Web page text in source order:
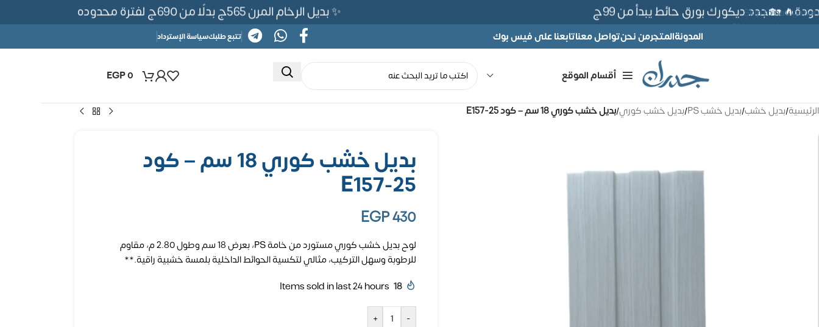
Skip to navigation
Skip to main content
✨ بديل الرخام المرن 565ج بدلًا من 690ج لفترة محدوده 🏡جدد ديكورك بورق حائط يبدأ من 99ج
المدونةالمتجرمن نحنتواصل معناتابعنا على فيس بوك تتبع طلبكسياسة الإسترداد
أقسام الموقع EGP0
الرئيسية/بديل خشب/بديل خشب PS /بديل خشب كوري/بديل خشب كوري 18 سم – كود E157-25
بديل خشب كوري 18 سم – كود
E157-25
EGP430
لوح بديل خشب كوري مستورد من خامة PS، بعرض 18 سم وطول 2.80 م، مقاوم
للرطوبة وسهل التركيب، مثالي لتكسية الحوائط الداخلية بلمسة خشبية راقية.**
18
Items sold in last 24 hours
-
+